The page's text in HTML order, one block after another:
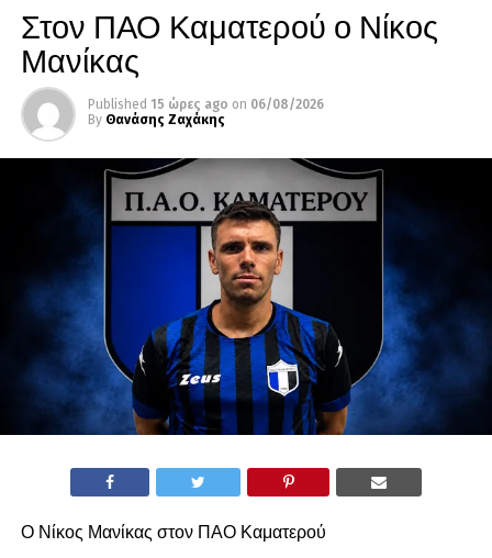
Στον ΠΑΟ Καματερού ο Νίκος
Μανίκας
Published 15 ώρες ago on 06/08/2026
By Θανάσης Ζαχάκης
Ο Νίκος Μανίκας στον ΠΑΟ Καματερού